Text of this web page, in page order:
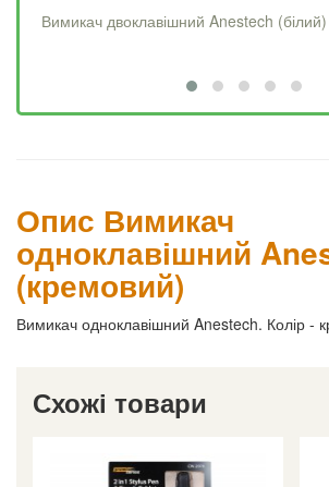
Вимикач двоклавішний Anestech (білий)
Опис Вимикач
одноклавішний
(кремовий)
Вимикач одноклавішний Anestech. Колір -
Схожі товари